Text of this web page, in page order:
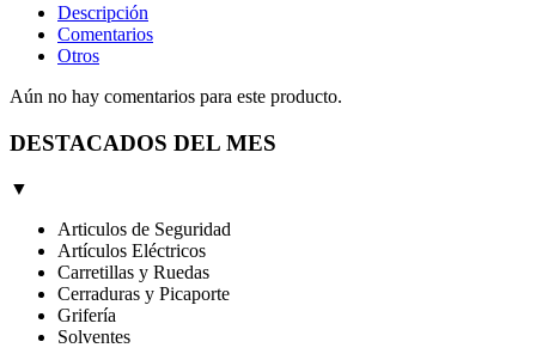
Descripción
Comentarios
Otros
Aún no hay comentarios para este producto.
DESTACADOS DEL MES
▼
Articulos de Seguridad
Artículos Eléctricos
Carretillas y Ruedas
Cerraduras y Picaporte
Grifería
Solventes